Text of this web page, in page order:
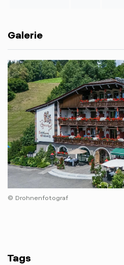
Galerie
© Drohnenfotograf
Tags